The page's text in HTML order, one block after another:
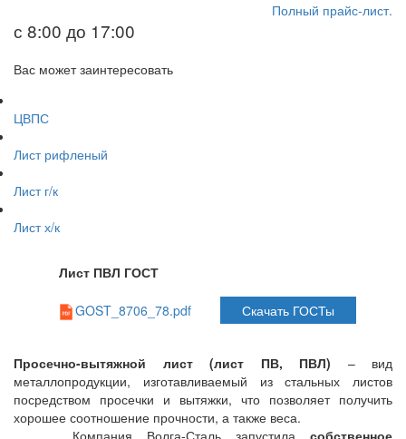
Полный прайс-лист.
с 8:00 до 17:00
Вас может заинтересовать
ЦВПС
Лист рифленый
Лист г/к
Лист х/к
Лист ПВЛ ГОСТ
GOST_8706_78.pdf Скачать ГОСТы
Просечно-вытяжной лист (лист ПВ, ПВЛ) – вид
металлопродукции, изготавливаемый из стальных листов
посредством просечки и вытяжки, что позволяет получить
хорошее соотношение прочности, а также веса.